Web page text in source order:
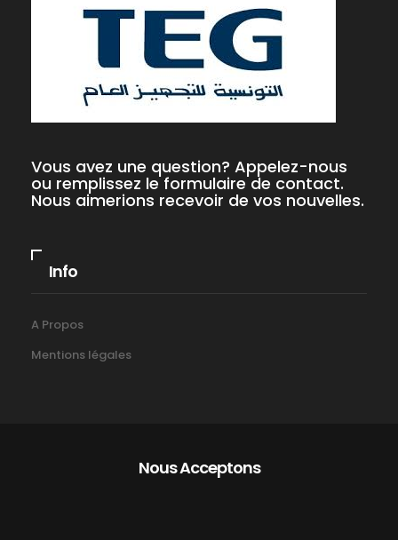
Vous avez une question? Appelez-nous
ou remplissez le formulaire de contact.
Nous aimerions recevoir de vos nouvelles.
Info
A Propos
Mentions légales
Nous Acceptons